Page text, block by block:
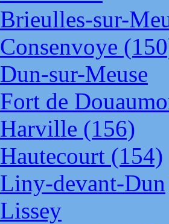
Brieulles-sur-
Consenvoye
Dun-sur-Meuse
Fort de
Harville (156)
Hautecourt (154)
Liny-devant-Dun
Lissey